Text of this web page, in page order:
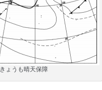
きょうも晴天保障